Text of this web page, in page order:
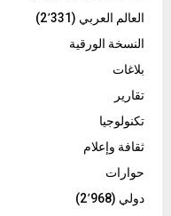
العالم العربي (2٬331)
النسخة الورقية
بلاغات
تقارير
تكنولوجيا
ثقافة وإعلام
حوارات
دولي (2٬968)